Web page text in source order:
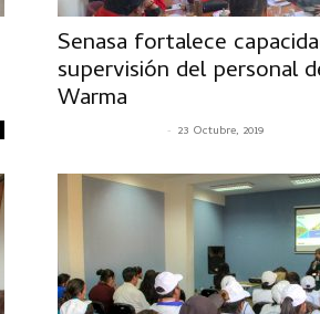
Senasa fortalece
supervisión del personal
Warma
- 23 Octubre, 2019